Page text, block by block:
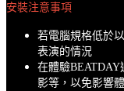
安裝注意事項
若電腦規格低於
表演的情況
在體驗
影等，以免影響